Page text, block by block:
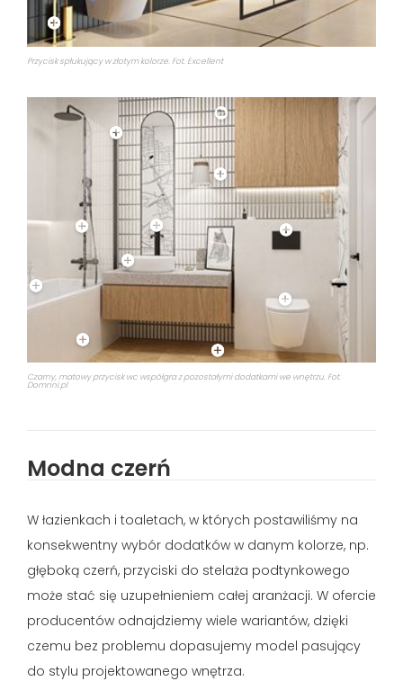
Przycisk spłukujący w złotym kolorze. Fot. Excellent
Czarny, matowy przycisk wc współgra z pozostałymi dodatkami we wnętrzu. Fot.
Domnni.pl
Modna czerń
W łazienkach i toaletach, w których postawiliśmy na
konsekwentny wybór dodatków w danym kolorze, np.
głęboką czerń, przyciski do stelaża podtynkowego
może stać się uzupełnieniem całej aranżacji. W ofercie
producentów odnajdziemy wiele wariantów, dzięki
czemu bez problemu dopasujemy model pasujący
do stylu projektowanego wnętrza.